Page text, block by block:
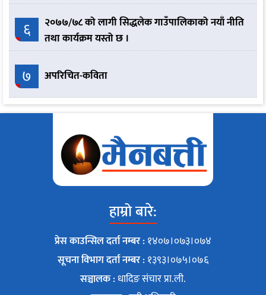
६
२०७७/७८ को लागी सिद्धलेक गाउँपालिकाको नयाँ नीति
तथा कार्यक्रम यस्तो छ ।
७ अपरिचित-कविता
हाम्रो बारे:
प्रेस काउन्सिल दर्ता नम्बर :१४०७।०७३।०७४
सूचना विभाग दर्ता नम्बर :१३९३।०७५।०७६
सञ्चालक :धादिङ संचार प्रा.ली.